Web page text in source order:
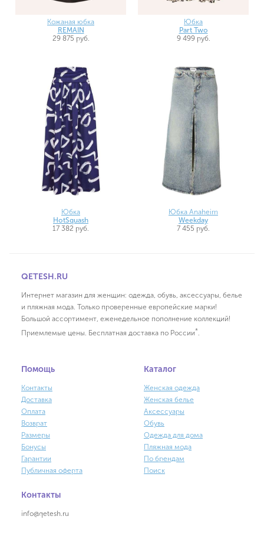
Кожаная юбка
REMAIN
29 875 руб.
Юбка
Part Two
9 499 руб.
Юбка
HotSquash
17 382 руб.
Юбка Anaheim
Weekday
7 455 руб.
QETESH.RU
Интернет магазин для женщин: одежда, обувь, аксессуары, белье
и пляжная мода. Только проверенные европейские марки!
Большой ассортимент, еженедельное пополнение коллекций!
Приемлемые цены. Бесплатная доставка по России*.
Контакты
info@qetesh.ru
Помощь
Контакты
Доставка
Оплата
Возврат
Размеры
Бонусы
Гарантии
Публичная оферта
Каталог
Женская одежда
Женская белье
Аксессуары
Обувь
Одежда для дома
Пляжная мода
По брендам
Поиск